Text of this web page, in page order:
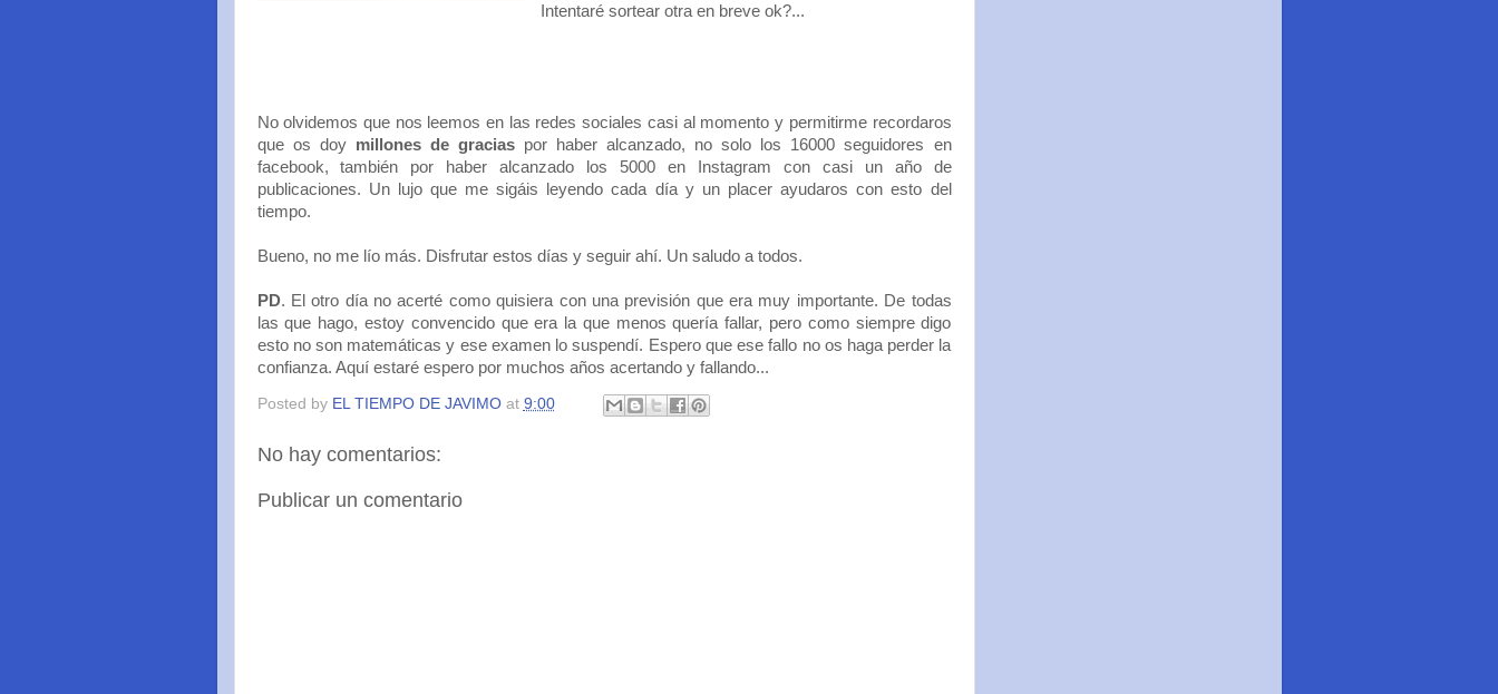
Intentaré sortear otra en breve ok?...
No olvidemos que nos leemos en las redes sociales casi al momento y permitirme recordaros
que os doy millones de graciaspor haber alcanzado, no solo los 16000 seguidores en
facebook, también por haber alcanzado los 5000 en Instagram con casi un año de
publicaciones. Un lujo que me sigáis leyendo cada día y un placer ayudaros con esto del
tiempo.
Bueno, no me lío más. Disfrutar estos días y seguir ahí. Un saludo a todos.
PD. El otro día no acerté como quisiera con una previsión que era muy importante. De todas
las que hago, estoy convencido que era la que menos quería fallar, pero como siempre digo
esto no son matemáticas y ese examen lo suspendí. Espero que ese fallo no os haga perder la
confianza. Aquí estaré espero por muchos años acertando y fallando...
Posted by EL TIEMPO DE JAVIMO at 9:00
No hay comentarios:
Publicar un comentario